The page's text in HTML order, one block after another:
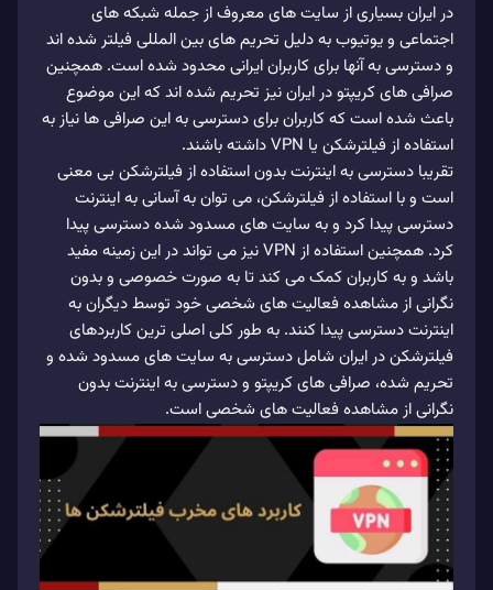
در ایران بسیاری از سایت‌ های معروف از جمله شبکه‌ های
اجتماعی و یوتیوب به دلیل تحریم های بین المللی فیلتر شده‌ اند
و دسترسی به آنها برای کاربران ایرانی محدود شده است. همچنین
صرافی‌ های کریپتو در ایران نیز تحریم شده‌ اند که این موضوع
باعث شده است که کاربران برای دسترسی به این صرافی‌ ها نیاز به
استفاده از فیلترشکن یا VPN داشته باشند.
تقریبا دسترسی به اینترنت بدون استفاده از فیلترشکن بی‌ معنی
است و با استفاده از فیلترشکن، می‌ توان به آسانی به اینترنت
دسترسی پیدا کرد و به سایت‌ های مسدود شده دسترسی پیدا
کرد. همچنین استفاده از VPN نیز می‌ تواند در این زمینه مفید
باشد و به کاربران کمک می‌ کند تا به صورت خصوصی و بدون
نگرانی از مشاهده فعالیت های شخصی خود توسط دیگران به
اینترنت دسترسی پیدا کنند. به طور کلی اصلی ترین کاربردهای
فیلترشکن در ایران شامل دسترسی به سایت‌ های مسدود شده و
تحریم شده، صرافی‌ های کریپتو و دسترسی به اینترنت بدون
نگرانی از مشاهده فعالیت‌ های شخصی است.